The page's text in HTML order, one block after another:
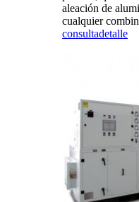
aleación de
cualquier
consultadetalle